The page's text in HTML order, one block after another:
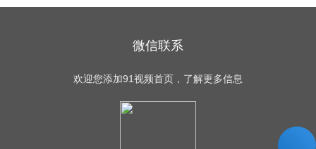
微信联系
欢迎您添加91视频首页，了解更多信息